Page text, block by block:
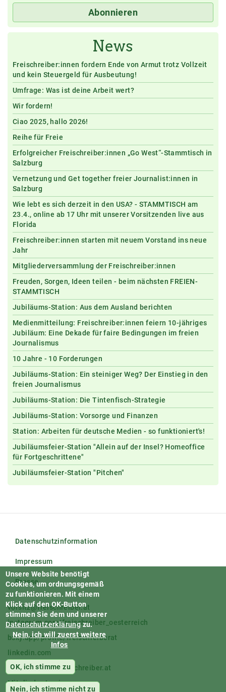
Abonnieren
News
Freischreiber:innen fordern Ende von Armut trotz Vollzeit
und kein Steuergeld für Ausbeutung!
Umfrage: Was ist deine Arbeit wert?
Wir fordern!
Ciao 2025, hallo 2026!
Reihe für Freie
Erfolgreicher Freischreiber:innen „Go West“-Stammtisch in
Salzburg
Vernetzung und Get together freier Journalist:innen in
Salzburg
Wie lebt es sich derzeit in den USA? - STAMMTISCH am
23.4., online ab 17 Uhr mit unserer Vorsitzenden live aus
Florida
Freischreiber:innen starten mit neuem Vorstand ins neue
Jahr
Mitgliederversammlung der Freischreiber:innen
Freuden, Sorgen, Ideen teilen - beim nächsten FREIEN-
STAMMTISCH
Jubiläums-Station: Aus dem Ausland berichten
Medienmitteilung: Freischreiber:innen feiern 10-jähriges
Jubiläum: Eine Dekade für faire Bedingungen im freien
Journalismus
10 Jahre - 10 Forderungen
Jubiläums-Station: Ein steiniger Weg? Der Einstieg in den
freien Journalismus
Jubiläums-Station: Die Tintenfisch-Strategie
Jubiläums-Station: Vorsorge und Finanzen
Station: Arbeiten für deutsche Medien - so funktioniert's!
Jubiläumsfeier-Station "Allein auf der Insel? Homeoffice
für Fortgeschrittene"
Jubiläumsfeier-Station "Pitchen"
Datenschutzinformation
Impressum
Presse
vorsitz@freischreiber.at
instagram.com/freischreiber_oesterreich
bsky.app/profile/freischreiberat
linkedin.com
facebook.com/freischreiber.at
Mitglieder-Login
Unsere Website benötigt
Cookies, um ordnungsgemäß
zu funktionieren. Mit einem
Klick auf den OK-Button
stimmen Sie dem und unserer
Datenschutzerklärungzu.
Nein, ich will zuerst weitere
Infos
OK, ich stimme zu
Nein, ich stimme nicht zu